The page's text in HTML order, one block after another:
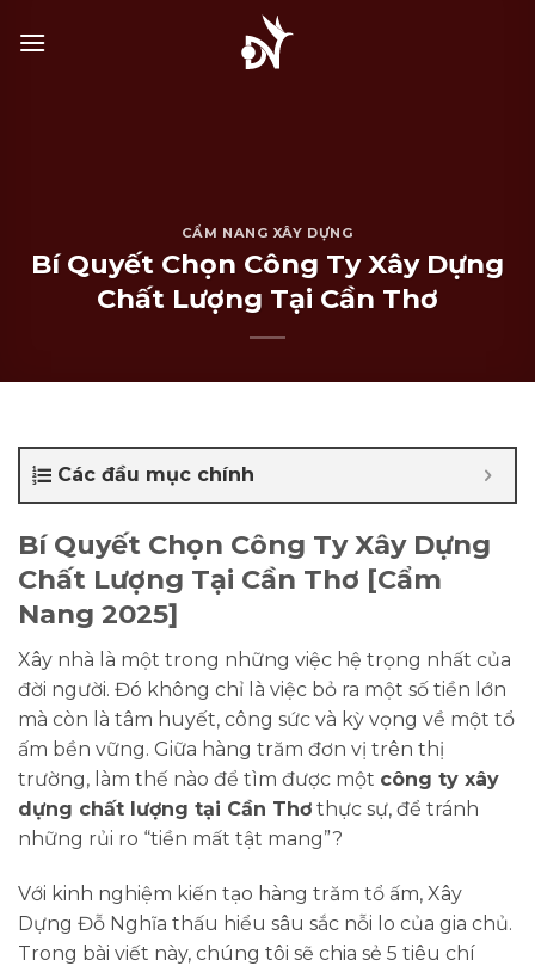
qua
CẨM NANG XÂY DỰNG
Bí Quyết Chọn Công Ty Xây Dựng
Chất Lượng Tại Cần Thơ
Các đầu mục chính
Bí Quyết Chọn Công Ty Xây Dựng
Chất Lượng Tại Cần Thơ [Cẩm
Nang 2025]
Xây nhà là một trong những việc hệ trọng nhất của
đời người. Đó không chỉ là việc bỏ ra một số tiền lớn
mà còn là tâm huyết, công sức và kỳ vọng về một tổ
ấm bền vững. Giữa hàng trăm đơn vị trên thị
trường, làm thế nào để tìm được một công ty xây
dựng chất lượng tại Cần Thơ thực sự, để tránh
những rủi ro “tiền mất tật mang”?
Với kinh nghiệm kiến tạo hàng trăm tổ ấm, Xây
Dựng Đỗ Nghĩa thấu hiểu sâu sắc nỗi lo của gia chủ.
Trong bài viết này, chúng tôi sẽ chia sẻ 5 tiêu chí